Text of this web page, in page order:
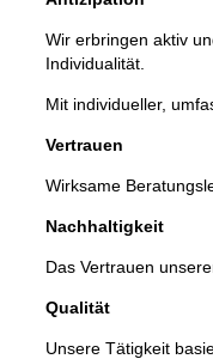
Wir erbringen aktiv
Individualität.
Mit individueller,
Vertrauen
Wirksame
Nachhaltigkeit
Das Vertrauen
Qualität
Unsere Tätigkeit